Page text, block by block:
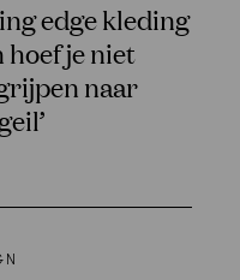
edge kleding
hoef je niet
naar